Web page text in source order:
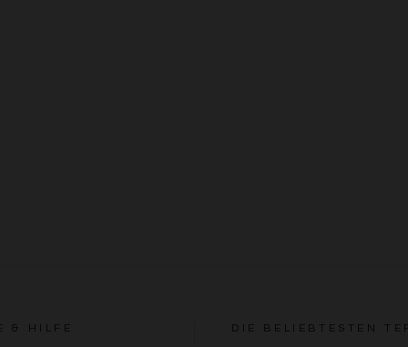
& HILFE DIE BELIEBTESTEN